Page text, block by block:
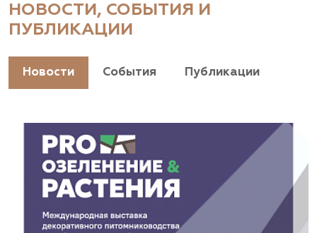
НОВОСТИ, СОБЫТИЯ И
ПУБЛИКАЦИИ
Новости События Публикации